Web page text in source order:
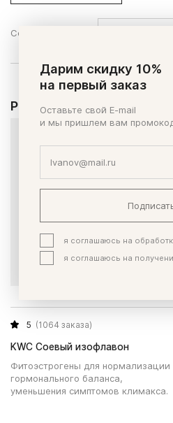
Сортировать по:
Рекомендуем
5 (1064 заказа)
KWC Соевый изофлавон
Фитоэстрогены для нормализации
гормонального баланса,
уменьшения симптомов климакса.
Дарим скидку 10%
на первый заказ
Оставьте свой E-mail
и мы пришлем вам
я соглашаюсь на
я соглашаюсь на